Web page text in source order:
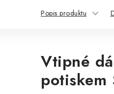
Popis produktu
Vtipné
potiskem